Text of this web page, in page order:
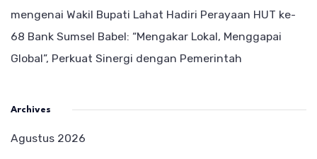
mengenai Wakil Bupati Lahat Hadiri Perayaan HUT ke-
68 Bank Sumsel Babel: “Mengakar Lokal, Menggapai
Global”, Perkuat Sinergi dengan Pemerintah
Archives
Agustus 2026